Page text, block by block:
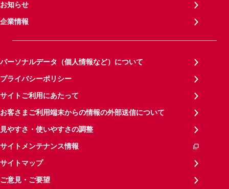
お知らせ
企業情報
パーソナルデータ（個人情報など）について
プライバシーポリシー
サイトご利用にあたって
お客さまご利用端末からの情報の外部送信について
見やすさ・使いやすさの調整
サイトメンテナンス情報
サイトマップ
ご意見・ご要望